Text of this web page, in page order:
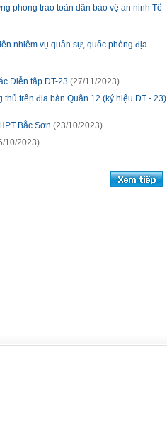
phong trào toàn dân bảo vệ an ninh Tổ
nhiệm vụ quân sự, quốc phòng địa
Diễn tập DT-23 (27/11/2023)
trên địa bàn Quận 12 (ký hiệu DT - 23)
Bắc Sơn (23/10/2023)
10/2023)